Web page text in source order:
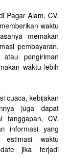
Pagar Alam, CV.
waktu
memakan
pembayaran.
pengiriman
waktu lebih
cuaca, kebijakan
juga dapat
tanggapan, CV.
informasi yang
estimasi waktu
jika terjadi